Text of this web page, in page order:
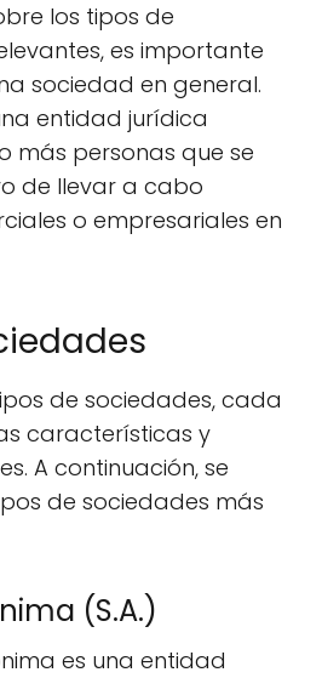
los tipos de
es importante
sociedad en general.
entidad jurídica
más personas que se
de llevar a cabo
o empresariales en
de sociedades, cada
características y
A continuación, se
de sociedades más
(S.A.)
es una entidad